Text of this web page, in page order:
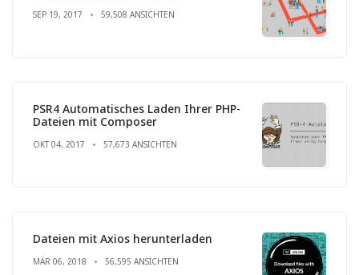
SEP 19, 2017 59,508 ANSICHTEN
PSR4 Automatisches Laden Ihrer PHP-
Dateien mit Composer
OKT 04, 2017 57,673 ANSICHTEN
Dateien mit Axios herunterladen
MÄR 06, 2018 56,595 ANSICHTEN